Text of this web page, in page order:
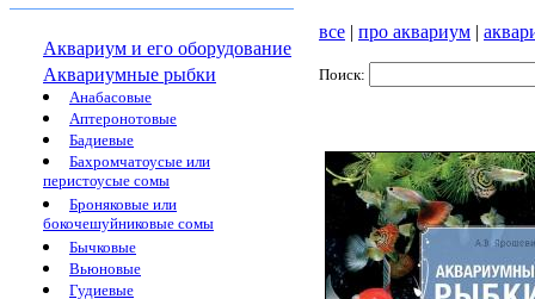
Аквариум и его оборудование
Аквариумные рыбки
Анабасовые
Аптеронотовые
Бадиевые
Бахромчатоусые или
перистоусые сомы
Броняковые или
бокочешуйниковые сомы
Бычковые
Вьюновые
Гудиевые
все | про аквариум |
Поиск: